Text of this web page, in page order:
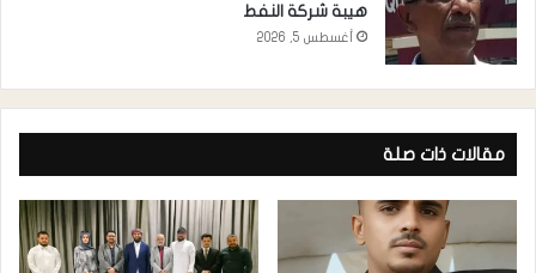
هيبة شركة النفط
أغسطس 5, 2026
مقالات ذات صلة